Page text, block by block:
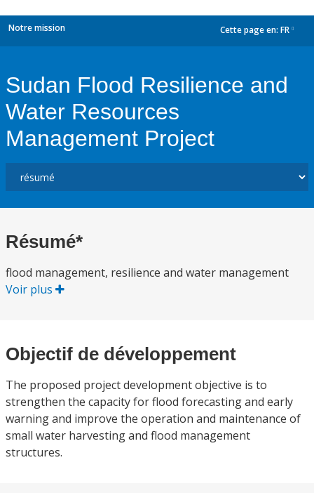
Notre mission Cette page en: FR
Sudan Flood Resilience and
Water Resources
Management Project
Résumé*
flood management, resilience and water management
Voir plus
Objectif de développement
The proposed project development objective is to
strengthen the capacity for flood forecasting and early
warning and improve the operation and maintenance of
small water harvesting and flood management
structures.